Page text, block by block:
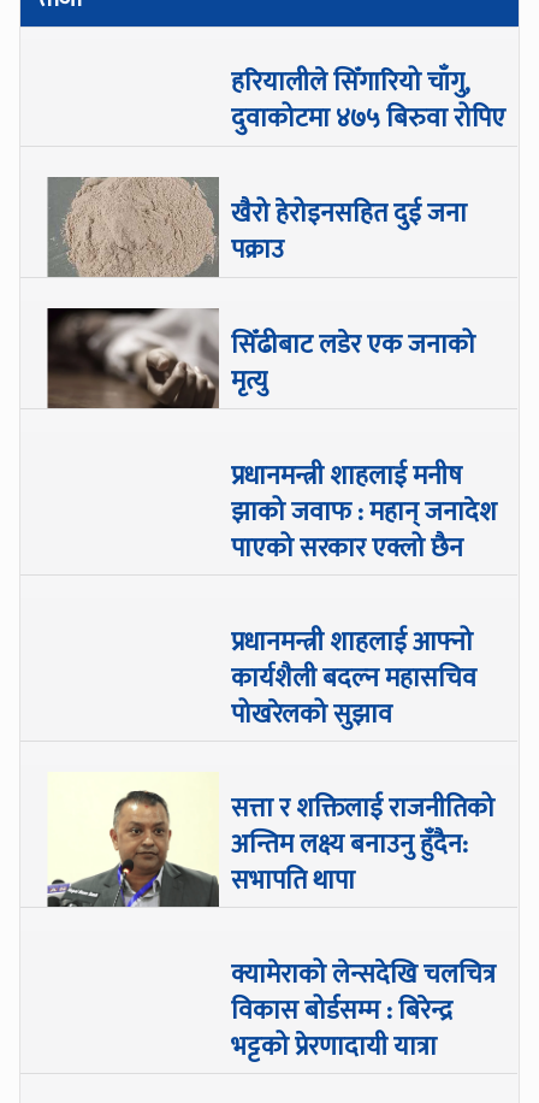
हरियालीले सिँगारियो चाँगु,
दुवाकोटमा ४७५ बिरुवा रोपिए
खैरो हेरोइनसहित दुई जना
पक्राउ
सिँढीबाट लडेर एक जनाको
मृत्यु
प्रधानमन्त्री शाहलाई मनीष
झाको जवाफ : महान् जनादेश
पाएको सरकार एक्लो छैन
प्रधानमन्त्री शाहलाई आफ्नो
कार्यशैली बदल्न महासचिव
पोखरेलको सुझाव
सत्ता र शक्तिलाई राजनीतिको
अन्तिम लक्ष्य बनाउनु हुँदैन:
सभापति थापा
क्यामेराको लेन्सदेखि चलचित्र
विकास बोर्डसम्म : बिरेन्द्र
भट्टको प्रेरणादायी यात्रा